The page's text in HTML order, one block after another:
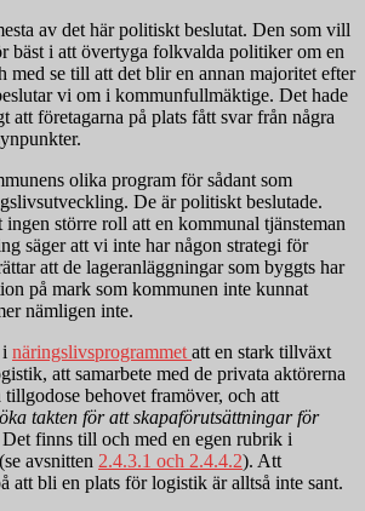
av det här politiskt beslutat. Den som vill
bäst i att övertyga folkvalda politiker om en
med se till att det blir en annan majoritet efter
vi om i kommunfullmäktige. Det hade
att företagarna på plats fått svar från några
olika program för sådant som
De är politiskt beslutade.
större roll att en kommunal tjänsteman
säger att vi inte har någon strategi för
att de lageranläggningar som byggts har
på mark som kommunen inte kunnat
nämligen inte.
näringslivsprogrammet att en stark tillväxt
att samarbete med de privata aktörerna
behovet framöver, och att
takten för att skapaförutsättningar för
Det finns till och med en egen rubrik i
avsnitten 2.4.3.1 och 2.4.4.2). Att
att bli en plats för logistik är alltså inte sant.